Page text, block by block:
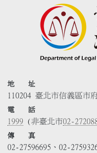
地 址
110204 臺北市信義區市
電 話
1999 (非臺北市02-
傳 真
02-27596695、02-